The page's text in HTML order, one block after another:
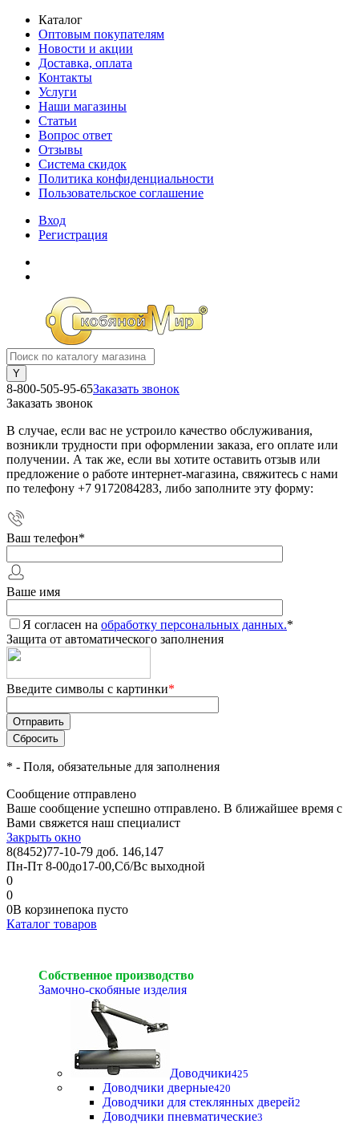
Каталог
Оптовым покупателям
Новости и акции
Доставка, оплата
Контакты
Услуги
Наши магазины
Статьи
Вопрос ответ
Отзывы
Система скидок
Политика конфиденциальности
Пользовательское соглашение
Вход
Регистрация
8-800-505-95-65Заказать звонок
Заказать звонок
В случае, если вас не устроило качество обслуживания,
возникли трудности при оформлении заказа, его оплате или
получении. А так же, если вы хотите оставить отзыв или
предложение о работе интернет-магазина, свяжитесь с нами
по телефону +7 9172084283, либо заполните эту форму:
Ваш телефон*
Ваше имя
Я согласен на обработку персональных данных.*
Защита от автоматического заполнения
Введите символы с картинки*
* - Поля, обязательные для заполнения
Сообщение отправлено
Ваше сообщение успешно отправлено. В ближайшее время с
Вами свяжется наш специалист
Закрыть окно
8(8452)77-10-79 доб. 146,147
Пн-Пт 8-00до17-00,Сб/Вс выходной
0
0
0В корзинепока пусто
Каталог товаров
Собственное производство
Замочно-скобяные изделия
Доводчики425
Доводчики дверные420
Доводчики для стеклянных дверей2
Доводчики пневматические3